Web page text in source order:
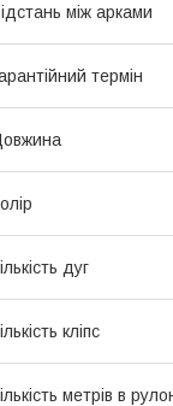
між арками
термін
дуг
кліпс
метрів в